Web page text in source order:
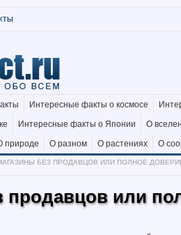
Интересные факты о космосе
Интересные факты о Японии
О
природе О разном О растениях
О
БЕЗ ПРОДАВЦОВ ИЛИ ПОЛНОЕ
продавцов или